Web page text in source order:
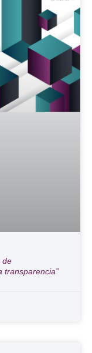
de
transparencia”